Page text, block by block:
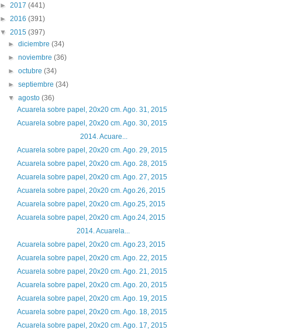
► 2017 (441)
► 2016 (391)
▼ 2015 (397)
►diciembre(34)
►noviembre(36)
►octubre(34)
►septiembre(34)
▼agosto(36)
Acuarela sobre papel, 20x20 cm. Ago. 31, 2015
Acuarela sobre papel, 20x20 cm. Ago. 30, 2015
2014. Acuare...
Acuarela sobre papel, 20x20 cm. Ago. 29, 2015
Acuarela sobre papel, 20x20 cm. Ago. 28, 2015
Acuarela sobre papel, 20x20 cm. Ago. 27, 2015
Acuarela sobre papel, 20x20 cm. Ago.26, 2015
Acuarela sobre papel, 20x20 cm. Ago.25, 2015
Acuarela sobre papel, 20x20 cm. Ago.24, 2015
2014. Acuarela...
Acuarela sobre papel, 20x20 cm. Ago.23, 2015
Acuarela sobre papel, 20x20 cm. Ago. 22, 2015
Acuarela sobre papel, 20x20 cm. Ago. 21, 2015
Acuarela sobre papel, 20x20 cm. Ago. 20, 2015
Acuarela sobre papel, 20x20 cm. Ago. 19, 2015
Acuarela sobre papel, 20x20 cm. Ago. 18, 2015
Acuarela sobre papel, 20x20 cm. Ago. 17, 2015